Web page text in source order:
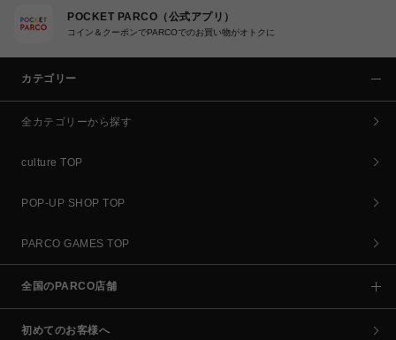
POCKET PARCO（公式アプリ）
コイン＆クーポンでPARCOでのお買い物がオトクに
カテゴリー
全カテゴリーから探す
culture TOP
POP-UP SHOP TOP
PARCO GAMES TOP
全国のPARCO店舗
初めてのお客様へ